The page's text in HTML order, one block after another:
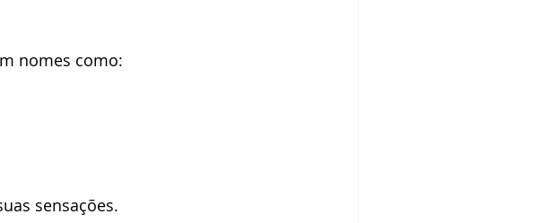
nomes como:
sensações.